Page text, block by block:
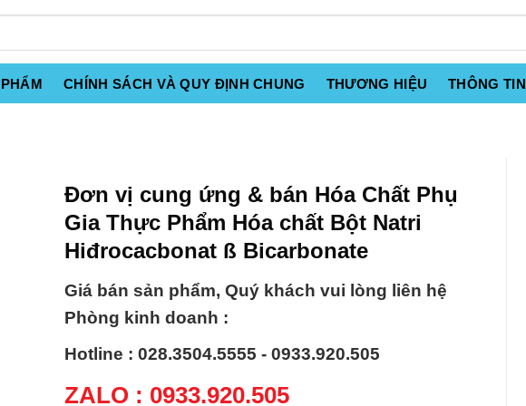
CHÍNH SÁCH VÀ QUY ĐỊNH CHUNG THƯƠNG HIỆU THÔNG TIN
Đơn vị cung ứng & bán Hóa Chất Phụ
Gia Thực Phẩm Hóa chất Bột Natri
Hiđrocacbonat ß Bicarbonate
Giá bán sản phẩm, Quý khách vui lòng liên hệ
Phòng kinh doanh :
Hotline : 028.3504.5555 - 0933.920.505
ZALO : 0933.920.505